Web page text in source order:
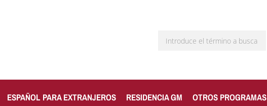
ESPAÑOL PARA EXTRANJEROS RESIDENCIA GM OTROS PROGRAMAS